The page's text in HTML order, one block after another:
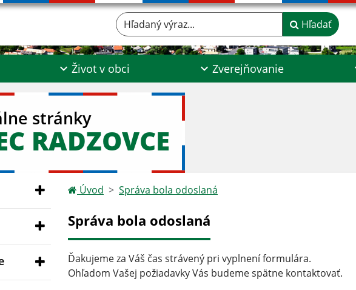
Hľadaný výraz... Hľadať
Život v obci Zverejňovanie
stránky
RADZOVCE
Úvod Správa bola odoslaná
Správa bola odoslaná
Ďakujeme za Váš čas strávený pri vyplnení formulára.
Ohľadom Vašej požiadavky Vás budeme spätne kontaktovať.